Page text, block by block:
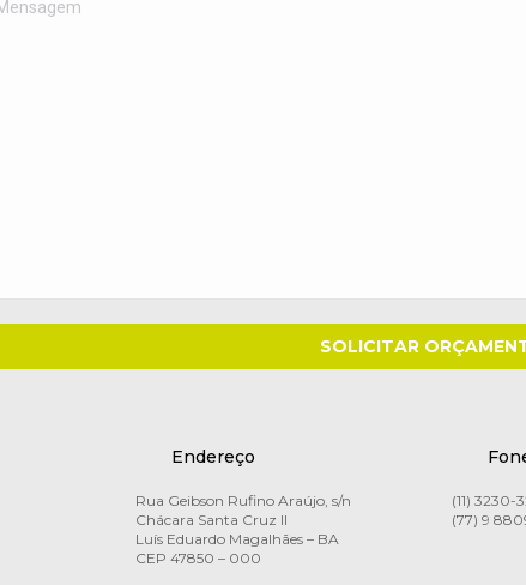
Endereço
Rua Geibson Rufino Araújo, s/n
Chácara Santa Cruz II
Luís Eduardo Magalhães – BA
CEP 47850 – 000
(11)
(77) 9